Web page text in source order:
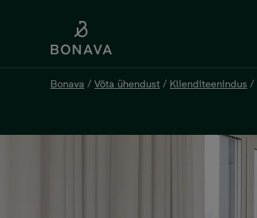
Bonava / Võta ühendust / Klienditeenindus /